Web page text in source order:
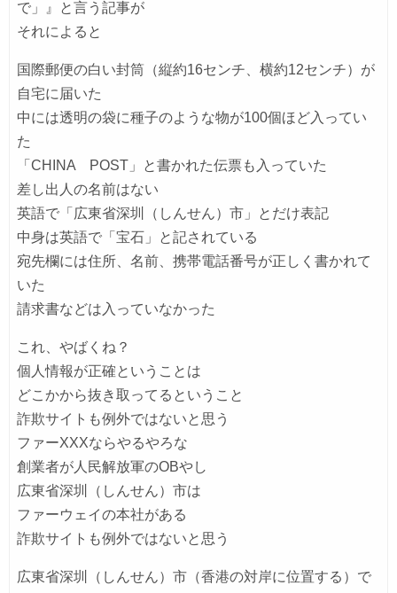
で」』と言う記事が
それによると
国際郵便の白い封筒（縦約16センチ、横約12センチ）が
自宅に届いた
中には透明の袋に種子のような物が100個ほど入ってい
た
「CHINA POST」と書かれた伝票も入っていた
差し出人の名前はない
英語で「広東省深圳（しんせん）市」とだけ表記
中身は英語で「宝石」と記されている
宛先欄には住所、名前、携帯電話番号が正しく書かれて
いた
請求書などは入っていなかった
これ、やばくね？
個人情報が正確ということは
どこかから抜き取ってるということ
詐欺サイトも例外ではないと思う
ファーXXXならやるやろな
創業者が人民解放軍のOBやし
広東省深圳（しんせん）市は
ファーウェイの本社がある
詐欺サイトも例外ではないと思う
広東省深圳（しんせん）市（香港の対岸に位置する）で